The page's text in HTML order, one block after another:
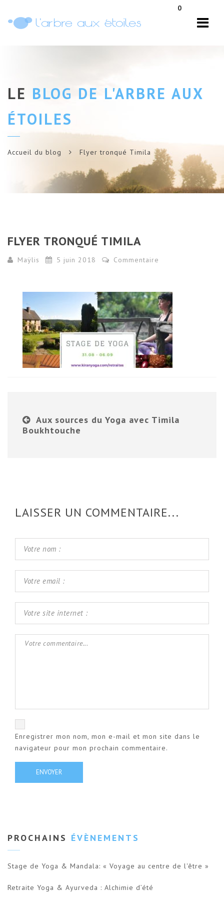
0
LE BLOG DE L'ARBRE AUX
ÉTOILES
Accueil du blog Flyer tronqué Timila
FLYER TRONQUÉ TIMILA
Maÿlis 5 juin 2018 Commentaire
Aux sources du Yoga avec Timila
Boukhtouche
LAISSER UN COMMENTAIRE...
Enregistrer mon nom, mon e-mail et mon site dans le
navigateur pour mon prochain commentaire.
PROCHAINS ÉVÈNEMENTS
Stage de Yoga & Mandala: « Voyage au centre de l'être »
Retraite Yoga & Ayurveda : Alchimie d’été